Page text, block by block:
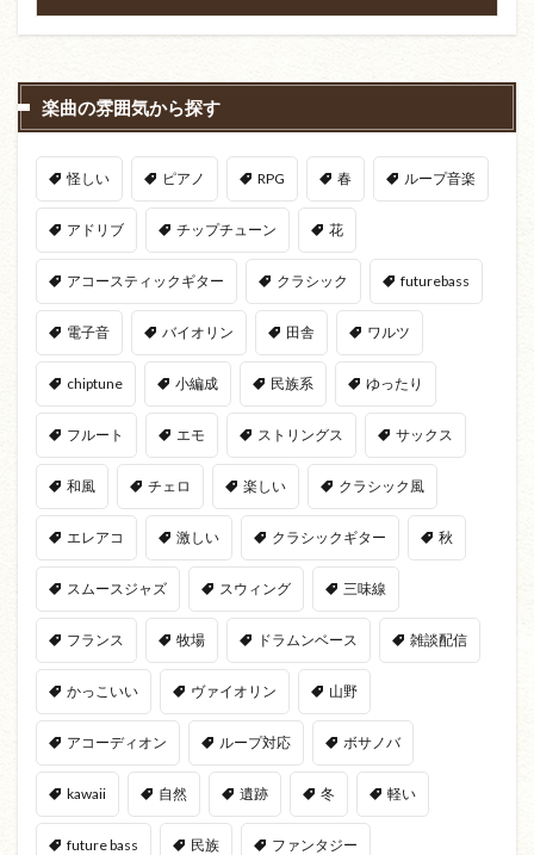
楽曲の雰囲気から探す
怪しい ピアノ RPG 春 ループ音楽
アドリブ チップチューン 花
アコースティックギター クラシック futurebass
電子音 バイオリン 田舎 ワルツ
chiptune 小編成 民族系 ゆったり
フルート エモ ストリングス サックス
和風 チェロ 楽しい クラシック風
エレアコ 激しい クラシックギター 秋
スムースジャズ スウィング 三味線
フランス 牧場 ドラムンベース 雑談配信
かっこいい ヴァイオリン 山野
アコーディオン ループ対応 ボサノバ
kawaii 自然 遺跡 冬 軽い
future bass 民族 ファンタジー